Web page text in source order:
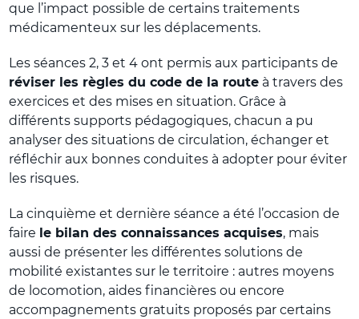
que l’impact possible de certains traitements
médicamenteux sur les déplacements.
Les séances 2, 3 et 4 ont permis aux participants de
réviser les règles du code de la route à travers des
exercices et des mises en situation. Grâce à
différents supports pédagogiques, chacun a pu
analyser des situations de circulation, échanger et
réfléchir aux bonnes conduites à adopter pour éviter
les risques.
La cinquième et dernière séance a été l’occasion de
faire le bilan des connaissances acquises, mais
aussi de présenter les différentes solutions de
mobilité existantes sur le territoire : autres moyens
de locomotion, aides financières ou encore
accompagnements gratuits proposés par certains